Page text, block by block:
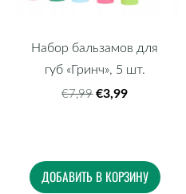
Набор бальзамов для
губ «Гринч», 5 шт.
€7,99 €3,99
ДОБАВИТЬ В КОРЗИНУ